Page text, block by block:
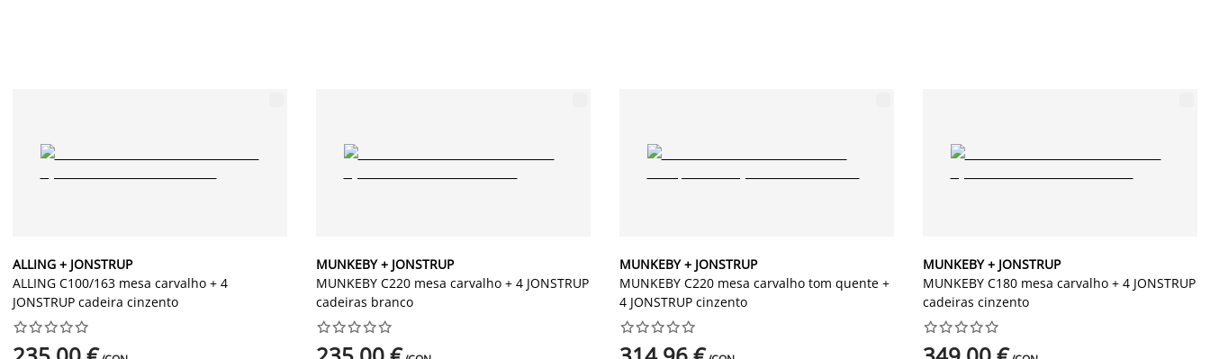
ALLING + JONSTRUP
ALLING C100/163 mesa carvalho + 4
JONSTRUP cadeira cinzento






MUNKEBY + JONSTRUP
MUNKEBY C220 mesa carvalho + 4 JONSTRUP
cadeiras branco






MUNKEBY + JONSTRUP
MUNKEBY C220 mesa carvalho tom quente +
4 JONSTRUP cinzento






MUNKEBY + JONSTRUP
MUNKEBY C180 mesa carvalho + 4 JONSTRUP
cadeiras cinzento





